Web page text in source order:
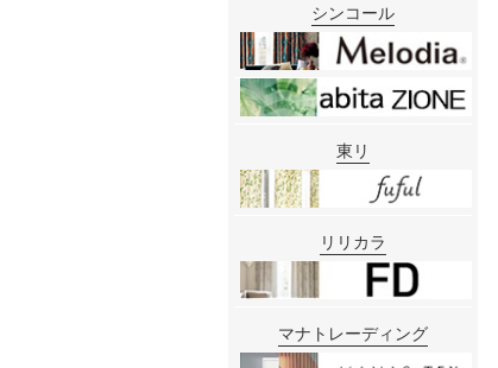
シンコール
東リ
リリカラ
マナトレーディング